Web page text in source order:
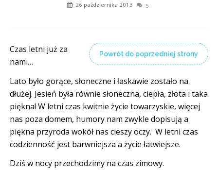
26 października 2013 5
Powrót do poprzedniej strony
Czas letni już za
nami…
Lato było gorące, słoneczne i łaskawie zostało na
dłużej. Jesień była równie słoneczna, ciepła, złota i taka
piękna! W letni czas kwitnie życie towarzyskie, więcej
nas poza domem, humory nam zwykle dopisują a
piękna przyroda wokół nas cieszy oczy. W letni czas
codzienność jest barwniejsza a życie łatwiejsze.
Dziś w nocy przechodzimy na czas zimowy.